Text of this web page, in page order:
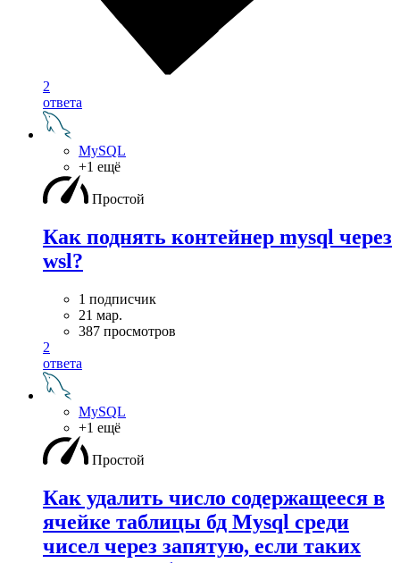
2
ответа
MySQL
+1 ещё
Простой
Как поднять контейнер mysql через
wsl?
1 подписчик
21 мар.
387 просмотров
2
ответа
MySQL
+1 ещё
Простой
Как удалить число содержащееся в
ячейке таблицы бд Mysql среди
чисел через запятую, если таких